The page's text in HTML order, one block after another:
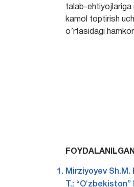
talab-ehtiyojlariga
kamol toptirish
o’rtasidagi
Mirziyoyev Sh.M.
T.: